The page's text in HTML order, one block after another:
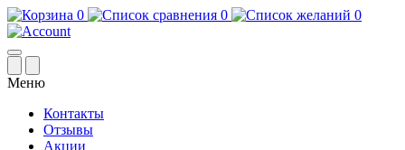
0 0 0
Меню
Контакты
Отзывы
Акции